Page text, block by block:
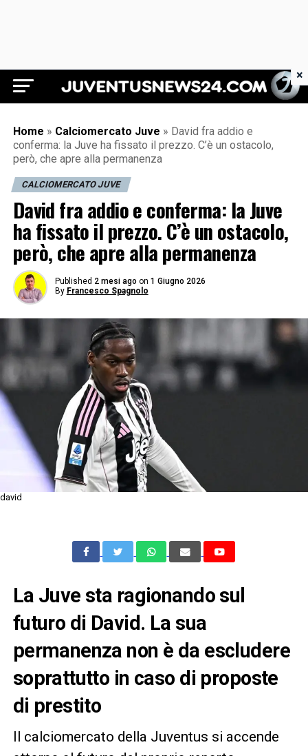
Juventus News 24
Home » Calciomercato Juve » David fra addio e
conferma: la Juve ha fissato il prezzo. C’è un ostacolo,
però, che apre alla permanenza
CALCIOMERCATO JUVE
David fra addio e conferma: la Juve
ha fissato il prezzo. C’è un ostacolo,
però, che apre alla permanenza
Published 2 mesi ago on 1 Giugno 2026
By Francesco Spagnolo
david
La Juve sta ragionando sul
futuro di David. La sua
permanenza non è da escludere
soprattutto in caso di proposte
di prestito
Il calciomercato della Juventus si accende
×